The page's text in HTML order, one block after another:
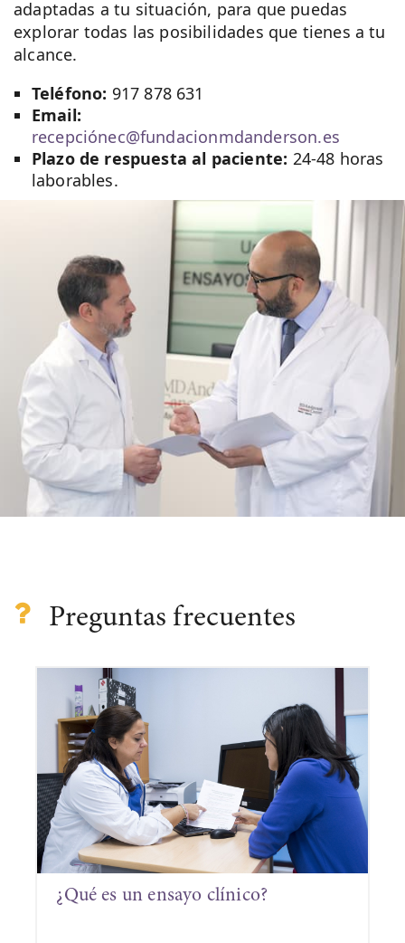
adaptadas a tu situación, para que puedas
explorar todas las posibilidades que tienes a tu
alcance.
Teléfono: 917 878 631
Email:
recepciónec@fundacionmdanderson.es
Plazo de respuesta al paciente: 24-48 horas
laborables.
Preguntas frecuentes
¿Qué es un ensayo clínico?